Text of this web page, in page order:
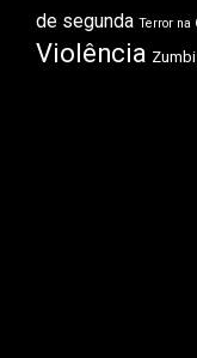
de segunda Terror na
Violência